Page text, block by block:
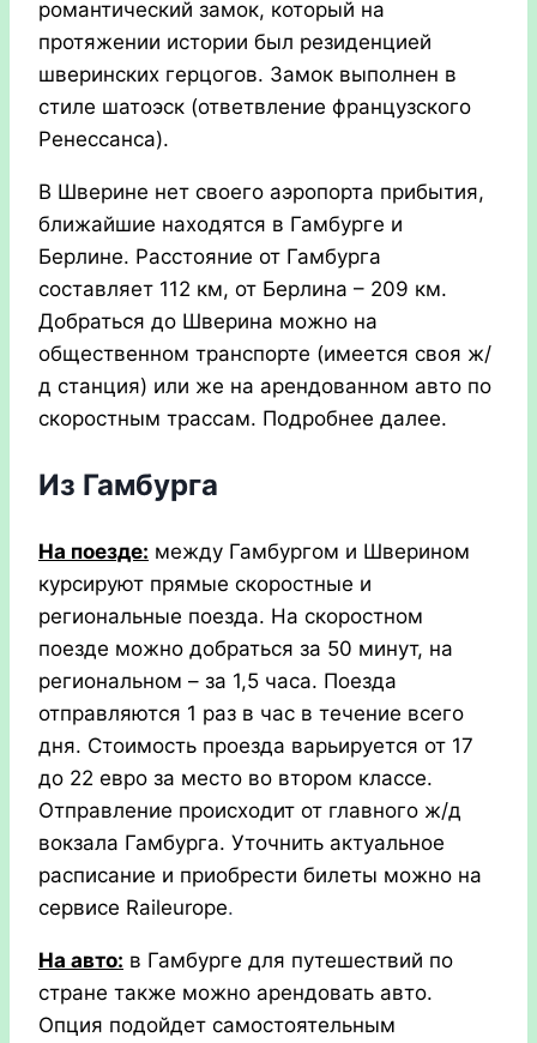
романтический замок, который на
протяжении истории был резиденцией
шверинских герцогов. Замок выполнен в
стиле шатоэск (ответвление французского
Ренессанса).
В Шверине нет своего аэропорта прибытия,
ближайшие находятся в Гамбурге и
Берлине. Расстояние от Гамбурга
составляет 112 км, от Берлина – 209 км.
Добраться до Шверина можно на
общественном транспорте (имеется своя ж/
д станция) или же на арендованном авто по
скоростным трассам. Подробнее далее.
Из Гамбурга
На поезде: между Гамбургом и Шверином
курсируют прямые скоростные и
региональные поезда. На скоростном
поезде можно добраться за 50 минут, на
региональном – за 1,5 часа. Поезда
отправляются 1 раз в час в течение всего
дня. Стоимость проезда варьируется от 17
до 22 евро за место во втором классе.
Отправление происходит от главного ж/д
вокзала Гамбурга. Уточнить актуальное
расписание и приобрести билеты можно на
сервисе Raileurope.
На авто: в Гамбурге для путешествий по
стране также можно арендовать авто.
Опция подойдет самостоятельным